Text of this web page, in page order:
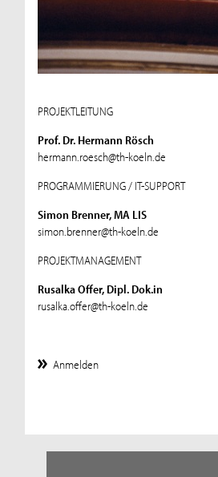
PROJEKTLEITUNG
Prof. Dr. Hermann Rösch
hermann.roesch@th-koeln.de
PROGRAMMIERUNG / IT-SUPPORT
Simon Brenner, MA LIS
simon.brenner@th-koeln.de
PROJEKTMANAGEMENT
Rusalka Offer, Dipl. Dok.in
rusalka.offer@th-koeln.de
Anmelden